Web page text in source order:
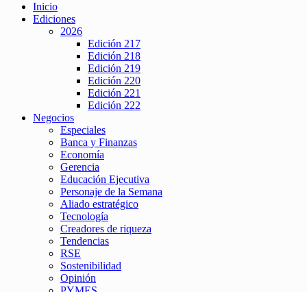
Inicio
Ediciones
2026
Edición 217
Edición 218
Edición 219
Edición 220
Edición 221
Edición 222
Negocios
Especiales
Banca y Finanzas
Economía
Gerencia
Educación Ejecutiva
Personaje de la Semana
Aliado estratégico
Tecnología
Creadores de riqueza
Tendencias
RSE
Sostenibilidad
Opinión